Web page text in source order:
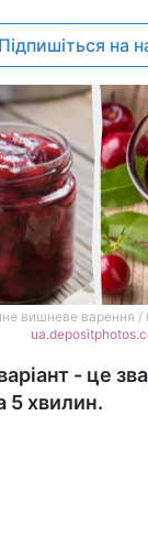
Підпишіться на
вишневе варення /
- це
5 хвилин.